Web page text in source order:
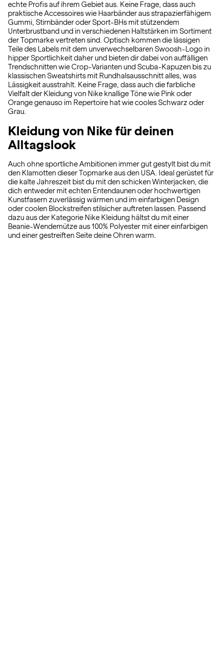
echte Profis auf ihrem Gebiet aus. Keine Frage, dass auch
praktische Accessoires wie Haarbänder aus strapazierfähigem
Gummi, Stirnbänder oder Sport-BHs mit stützendem
Unterbrustband und in verschiedenen Haltstärken im Sortiment
der Topmarke vertreten sind. Optisch kommen die lässigen
Teile des Labels mit dem unverwechselbaren Swoosh-Logo in
hipper Sportlichkeit daher und bieten dir dabei von auffälligen
Trendschnitten wie Crop-Varianten und Scuba-Kapuzen bis zu
klassischen Sweatshirts mit Rundhalsausschnitt alles, was
Lässigkeit ausstrahlt. Keine Frage, dass auch die farbliche
Vielfalt der Kleidung von Nike knallige Töne wie Pink oder
Orange genauso im Repertoire hat wie cooles Schwarz oder
Grau.
Kleidung von Nike für deinen
Alltagslook
Auch ohne sportliche Ambitionen immer gut gestylt bist du mit
den Klamotten dieser Topmarke aus den USA. Ideal gerüstet für
die kalte Jahreszeit bist du mit den schicken Winterjacken, die
dich entweder mit echten Entendaunen oder hochwertigen
Kunstfasern zuverlässig wärmen und im einfarbigen Design
oder coolen Blockstreifen stilsicher auftreten lassen. Passend
dazu aus der Kategorie Nike Kleidung hältst du mit einer
Beanie-Wendemütze aus 100% Polyester mit einer einfarbigen
und einer gestreiften Seite deine Ohren warm.